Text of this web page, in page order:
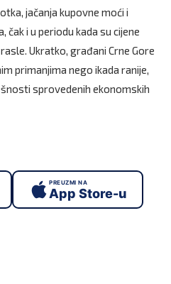
jačanja kupovne moći i
i u periodu kada su cijene
Ukratko, građani Crne Gore
primanjima nego ikada ranije,
sprovedenih ekonomskih
PREUZMI NA
App Store-u